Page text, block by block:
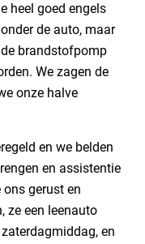
heel goed engels
de auto, maar
brandstofpomp
We zagen de
onze halve
en we belden
en assistentie
ons gerust en
ze een leenauto
en